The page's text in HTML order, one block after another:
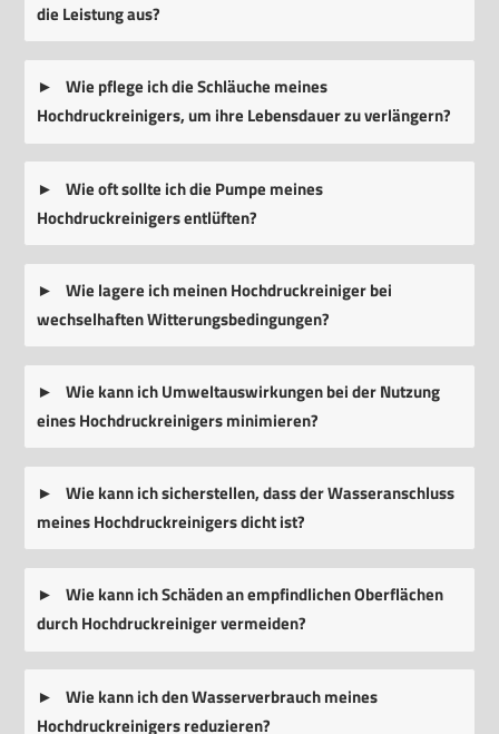
die Leistung aus?
Wie pflege ich die Schläuche meines
Hochdruckreinigers, um ihre Lebensdauer zu verlängern?
Wie oft sollte ich die Pumpe meines
Hochdruckreinigers entlüften?
Wie lagere ich meinen Hochdruckreiniger bei
wechselhaften Witterungsbedingungen?
Wie kann ich Umweltauswirkungen bei der Nutzung
eines Hochdruckreinigers minimieren?
Wie kann ich sicherstellen, dass der Wasseranschluss
meines Hochdruckreinigers dicht ist?
Wie kann ich Schäden an empfindlichen Oberflächen
durch Hochdruckreiniger vermeiden?
Wie kann ich den Wasserverbrauch meines
Hochdruckreinigers reduzieren?